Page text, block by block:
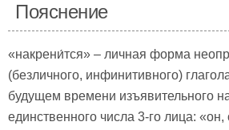
Пояснение
«накрени́тся» – личная форма
(безличного, инфинитивного)
будущем времени изъявительного
единственного числа 3-го лица: «он,